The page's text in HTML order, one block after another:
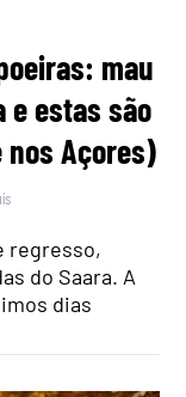
mau
e estas são
nos Açores)
regresso,
do Saara. A
dias